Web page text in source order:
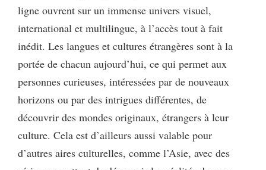
ligne ouvrent sur un immense univers visuel,
international et multilingue, à l’accès tout à fait
inédit. Les langues et cultures étrangères sont à la
portée de chacun aujourd’hui, ce qui permet aux
personnes curieuses, intéressées par de nouveaux
horizons ou par des intrigues différentes, de
découvrir des mondes originaux, étrangers à leur
culture. Cela est d’ailleurs aussi valable pour
d’autres aires culturelles, comme l’Asie, avec des